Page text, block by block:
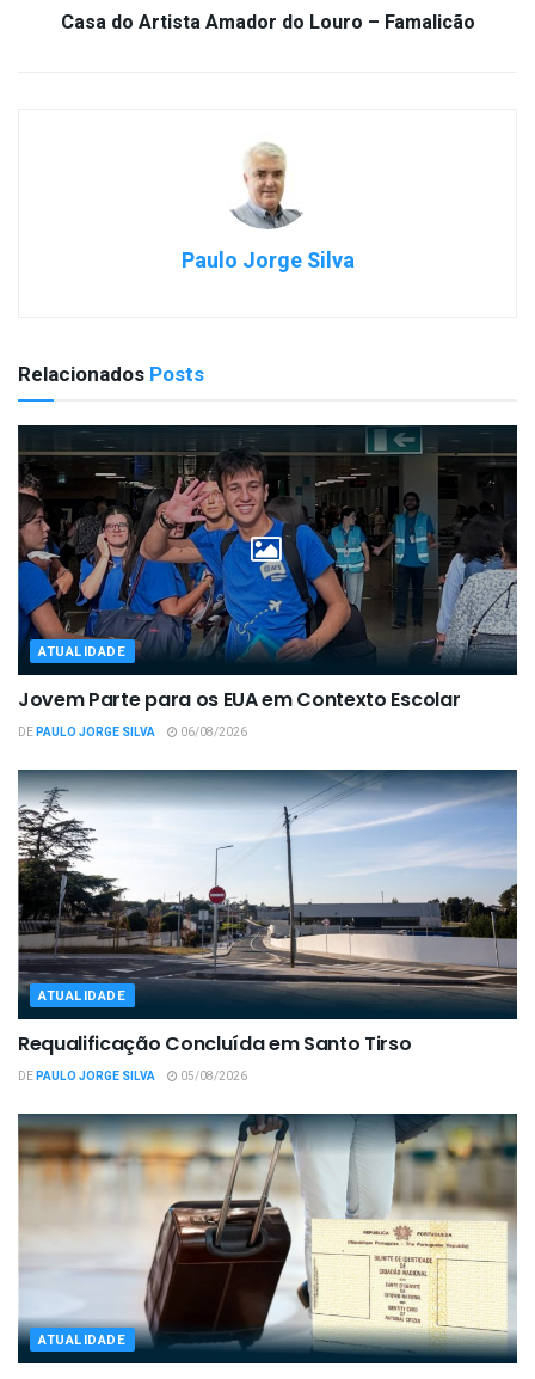
Casa do Artista Amador do Louro – Famalicão
Paulo Jorge Silva
Relacionados Posts
ATUALIDADE
Jovem Parte para os EUA em Contexto Escolar
DEPAULO JORGE SILVA 06/08/2026
ATUALIDADE
Requalificação Concluída em Santo Tirso
DEPAULO JORGE SILVA 05/08/2026
ATUALIDADE